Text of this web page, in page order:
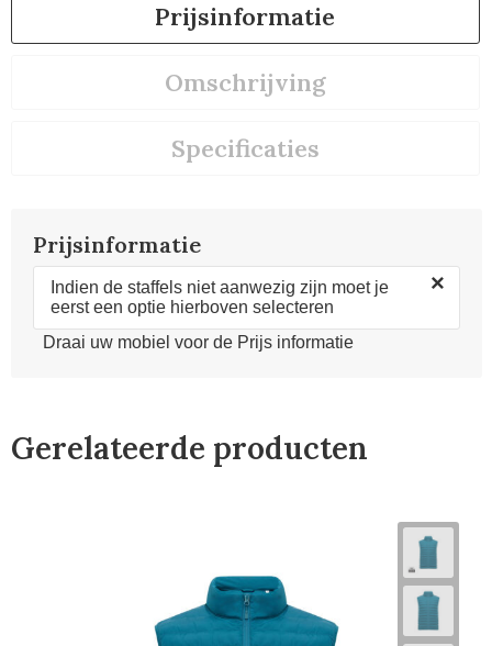
Prijsinformatie
Omschrijving
Specificaties
Prijsinformatie
Indien de staffels niet aanwezig zijn moet je
eerst een optie hierboven selecteren
×
Draai uw mobiel voor de Prijs informatie
Gerelateerde producten